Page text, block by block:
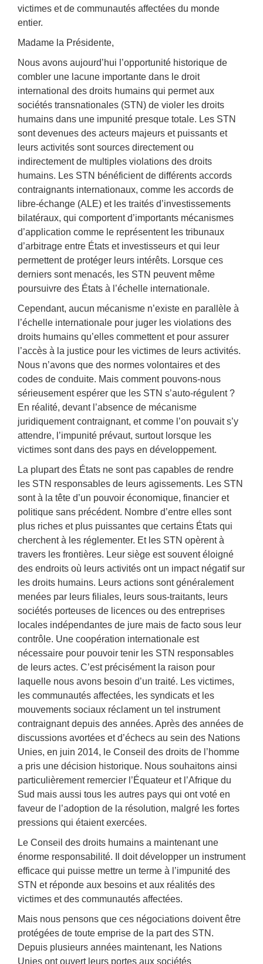
victimes et de communautés affectées du monde
entier.
Madame la Présidente,
Nous avons aujourd’hui l’opportunité historique de
combler une lacune importante dans le droit
international des droits humains qui permet aux
sociétés transnationales (STN) de violer les droits
humains dans une impunité presque totale. Les STN
sont devenues des acteurs majeurs et puissants et
leurs activités sont sources directement ou
indirectement de multiples violations des droits
humains. Les STN bénéficient de différents accords
contraignants internationaux, comme les accords de
libre-échange (ALE) et les traités d’investissements
bilatéraux, qui comportent d’importants mécanismes
d’application comme le représentent les tribunaux
d’arbitrage entre États et investisseurs et qui leur
permettent de protéger leurs intérêts. Lorsque ces
derniers sont menacés, les STN peuvent même
poursuivre des États à l’échelle internationale.
Cependant, aucun mécanisme n’existe en parallèle à
l’échelle internationale pour juger les violations des
droits humains qu’elles commettent et pour assurer
l’accès à la justice pour les victimes de leurs activités.
Nous n’avons que des normes volontaires et des
codes de conduite. Mais comment pouvons-nous
sérieusement espérer que les STN s’auto-régulent ?
En réalité, devant l’absence de mécanisme
juridiquement contraignant, et comme l’on pouvait s’y
attendre, l’impunité prévaut, surtout lorsque les
victimes sont dans des pays en développement.
La plupart des États ne sont pas capables de rendre
les STN responsables de leurs agissements. Les STN
sont à la tête d’un pouvoir économique, financier et
politique sans précédent. Nombre d’entre elles sont
plus riches et plus puissantes que certains États qui
cherchent à les réglementer. Et les STN opèrent à
travers les frontières. Leur siège est souvent éloigné
des endroits où leurs activités ont un impact négatif sur
les droits humains. Leurs actions sont généralement
menées par leurs filiales, leurs sous-traitants, leurs
sociétés porteuses de licences ou des entreprises
locales indépendantes de jure mais de facto sous leur
contrôle. Une coopération internationale est
nécessaire pour pouvoir tenir les STN responsables
de leurs actes. C’est précisément la raison pour
laquelle nous avons besoin d’un traité. Les victimes,
les communautés affectées, les syndicats et les
mouvements sociaux réclament un tel instrument
contraignant depuis des années. Après des années de
discussions avortées et d’échecs au sein des Nations
Unies, en juin 2014, le Conseil des droits de l’homme
a pris une décision historique. Nous souhaitons ainsi
particulièrement remercier l’Équateur et l’Afrique du
Sud mais aussi tous les autres pays qui ont voté en
faveur de l’adoption de la résolution, malgré les fortes
pressions qui étaient exercées.
Le Conseil des droits humains a maintenant une
énorme responsabilité. Il doit développer un instrument
efficace qui puisse mettre un terme à l’impunité des
STN et réponde aux besoins et aux réalités des
victimes et des communautés affectées.
Mais nous pensons que ces négociations doivent être
protégées de toute emprise de la part des STN.
Depuis plusieurs années maintenant, les Nations
Unies ont ouvert leurs portes aux sociétés